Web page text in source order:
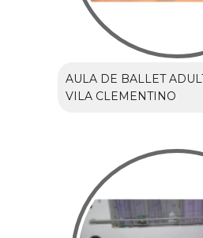
AULA DE BALLET
VILA CLEMENTINO